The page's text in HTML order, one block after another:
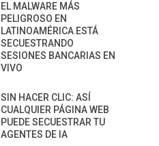
EL MALWARE MÁS
PELIGROSO EN
LATINOAMÉRICA ESTÁ
SECUESTRANDO
SESIONES BANCARIAS EN
VIVO
SIN HACER CLIC: ASÍ
CUALQUIER PÁGINA WEB
PUEDE SECUESTRAR TU
AGENTES DE IA